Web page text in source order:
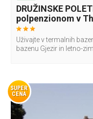
DRUŽINSKE
polpenzionom v
Uživajte v termalnih
bazenu Gjezir in letno-
SUPER
CENA